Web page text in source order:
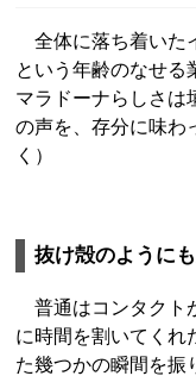
全体に落ち着いた
という年齢のなせる
マラドーナらしさは
の声を、存分に味わ
く）
抜け殻のように
普通はコンタクト
に時間を割いてくれ
た幾つかの瞬間を振